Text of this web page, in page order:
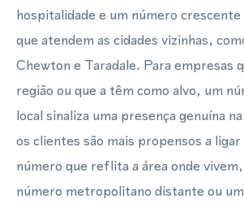
hospitalidade e um número
que atendem as cidades vizinhas,
Chewton e Taradale. Para empresas
região ou que a têm como alvo, um
local sinaliza uma presença genuína
os clientes são mais propensos a
número que reflita a área onde
número metropolitano distante ou